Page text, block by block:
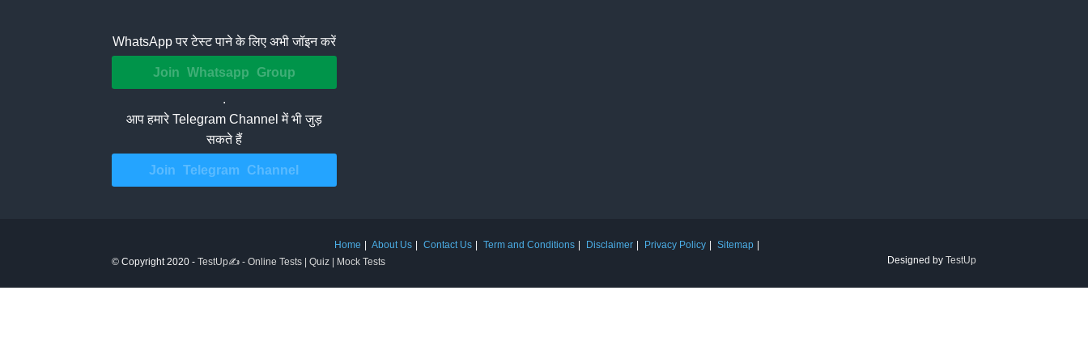
WhatsApp पर टेस्ट पाने के लिए अभी जॉइन करें
Join Whatsapp Group
.
आप हमारे Telegram Channel में भी जुड़
सकते हैं
Join Telegram Channel
Home About Us Contact Us Term and Conditions Disclaimer Privacy Policy
Sitemap
© Copyright 2020 - TestUp✍️ - Online Tests | Quiz | Mock Tests Designed by TestUp